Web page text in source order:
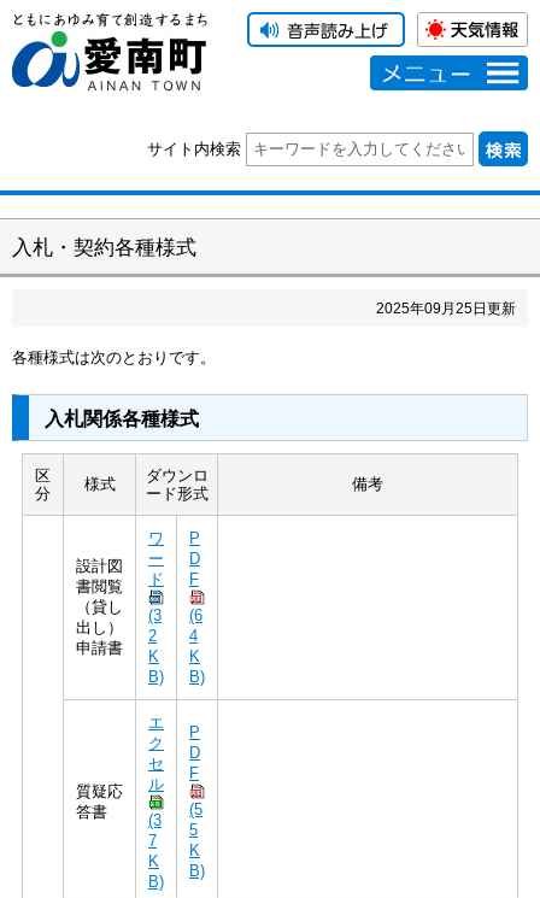
メニュー
サイト内検索
入札・契約各種様式
2025年09月 25日更新
各種様式は次のとおりです。
入札関係各種様式
区
分
様式
ダウンロ
ード形式
備考
設計図
書閲覧
（貸し
出し）
申請書
ワ
ー
ド
(3
2
K
B)
P
D
F
(6
4
K
B)
質疑応
答書
エ
ク
セ
ル
(3
7
K
B)
P
D
F
(5
5
K
B)